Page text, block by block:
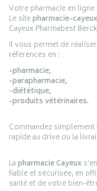
Votre pharmacie en ligne :
Le sitepharmacie-
Cayeux Pharmabest
Il vous permet de
références en :
-pharmacie,
-parapharmacie,
-diététique,
-produits vétérinaires.
Commandez
rapide au drive ou la
Lapharmacie Cayeux
fiable et sécurisée, en
santé et de votre bien-